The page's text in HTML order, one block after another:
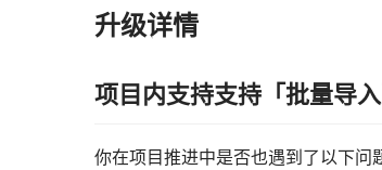
升级详情
项目内支持支持「批量导
你在项目推进中是否也遇到了以下问